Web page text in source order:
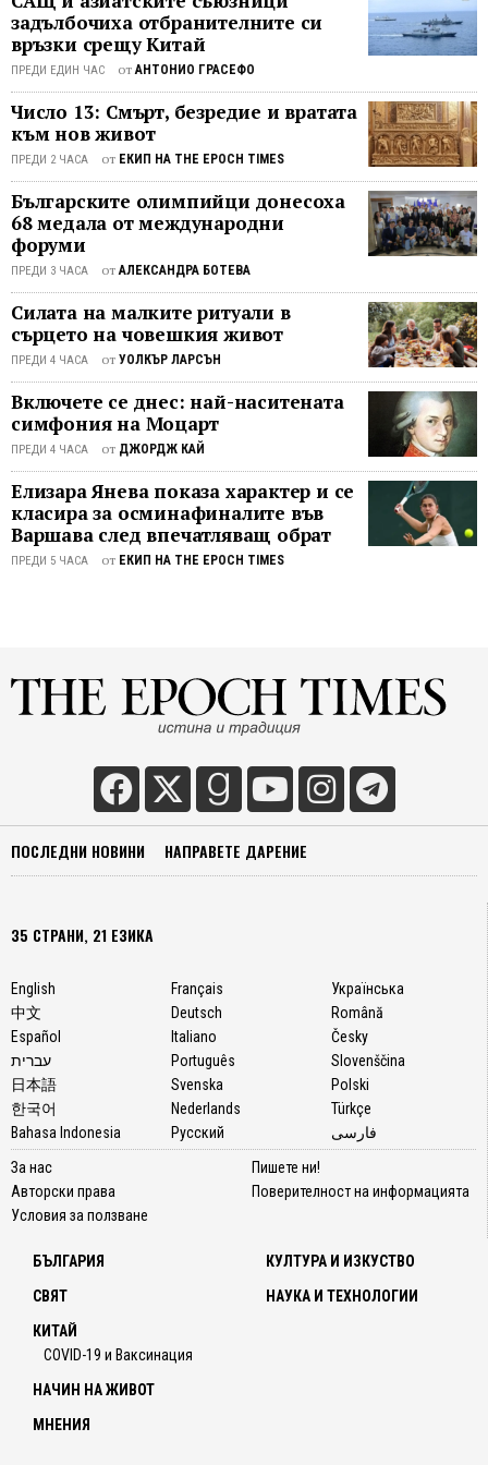
обяд
в ...
туристите. Приморско (Снимка:
primorsko.bg) Според проф. д-р
Мариана Янева регионът има
потенциал да се позиционира като ...
заедно с нейните подгласнички
Йоана Мицева и Анжела Иванова,
празничната програма навлезе в
носителка на титлата поема ролята
на символичен посланик на
Казанлък и ще представя града и
българската роза ...
задълбочиха отбранителните си
връзки срещу Китай
ПРЕДИ ЕДИН ЧАС от АНТОНИО ГРАСЕФО
Число 13: Смърт, безредие и вратата
към нов живот
ПРЕДИ 2 ЧАСА от ЕКИП НА THE EPOCH TIMES
Българските олимпийци донесоха
68 медала от международни
форуми
ПРЕДИ 3 ЧАСА от АЛЕКСАНДРА БОТЕВА
Силата на малките ритуали в
сърцето на човешкия живот
ПРЕДИ 4 ЧАСА от УОЛКЪР ЛАРСЪН
Включете се днес: най-наситената
симфония на Моцарт
ПРЕДИ 4 ЧАСА от ДЖОРДЖ КАЙ
Елизара Янева показа характер и се
класира за осминафиналите във
Варшава след впечатляващ обрат
ПРЕДИ 5 ЧАСА от ЕКИП НА THE EPOCH TIMES
ПОСЛЕДНИ НОВИНИ НАПРАВЕТЕ ДАРЕНИЕ
35 СТРАНИ, 21 ЕЗИКА
English
中文
Español
עברית
日本語
한국어
Bahasa Indonesia
Français
Deutsch
Italiano
Português
Svenska
Nederlands
Русский
Українська
Română
Česky
Slovenščina
Polski
Türkçe
فارسی
За нас
Авторски права
Условия за ползване
Пишете ни!
Поверителност на информацията
БЪЛГАРИЯ
СВЯТ
КИТАЙ
COVID-19 и Ваксинация
КУЛТУРА И ИЗКУСТВО
НАУКА И ТЕХНОЛОГИИ
НАЧИН НА ЖИВОТ
МНЕНИЯ